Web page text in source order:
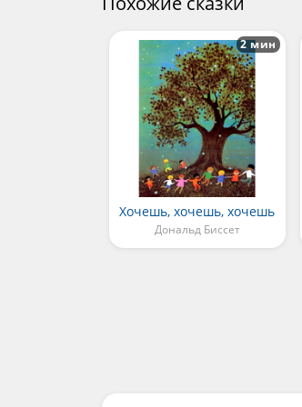
Хочешь, хочешь, хочешь
Дональд Биссет
2 мин